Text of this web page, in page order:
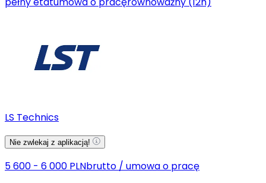
LS Technics
Nie zwlekaj z aplikacją!
5 600 - 6 000 PLNbrutto / umowa o pracę